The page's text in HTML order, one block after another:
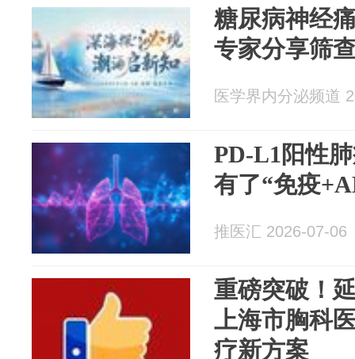
糖尿病神经
专家分享筛
医学界内分泌频道
PD-L1阳性
有了“免疫
推医汇 2026-07-06
重磅突破！
上海市胸科
疗新方案